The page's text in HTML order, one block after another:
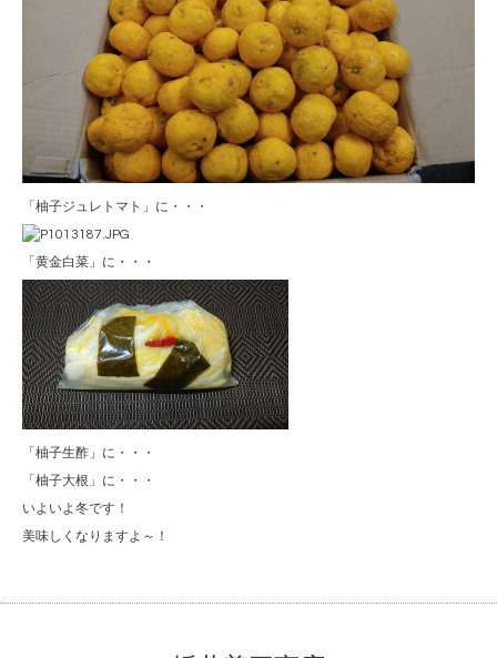
「柚子ジュレトマト」に・・・
「黄金白菜」に・・・
「柚子生酢」に・・・
「柚子大根」に・・・
いよいよ冬です！
美味しくなりますよ～！